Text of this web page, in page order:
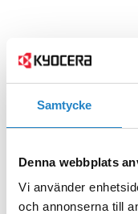
Samtycke
Denna webbplats
Vi använder
och annonserna till